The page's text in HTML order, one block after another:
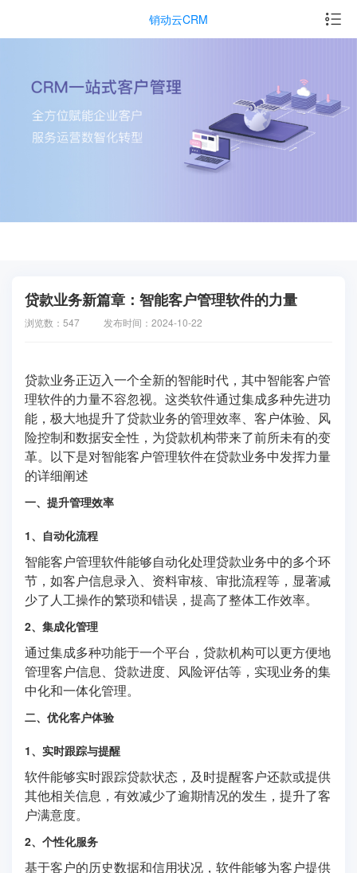
销动云CRM
贷款业务新篇章：智能客户管理软件的力量
浏览数：547 发布时间：2024-10-22
贷款业务正迈入一个全新的智能时代，其中智能客户管
理软件的力量不容忽视。这类软件通过集成多种先进功
能，极大地提升了贷款业务的管理效率、客户体验、风
险控制和数据安全性，为贷款机构带来了前所未有的变
革。以下是对智能客户管理软件在贷款业务中发挥力量
的详细阐述
一、提升管理效率
1、自动化流程
智能客户管理软件能够自动化处理贷款业务中的多个环
节，如客户信息录入、资料审核、审批流程等，显著减
少了人工操作的繁琐和错误，提高了整体工作效率。
2、集成化管理
通过集成多种功能于一个平台，贷款机构可以更方便地
管理客户信息、贷款进度、风险评估等，实现业务的集
中化和一体化管理。
二、优化客户体验
1、实时跟踪与提醒
软件能够实时跟踪贷款状态，及时提醒客户还款或提供
其他相关信息，有效减少了逾期情况的发生，提升了客
户满意度。
2、个性化服务
基于客户的历史数据和信用状况，软件能够为客户提供